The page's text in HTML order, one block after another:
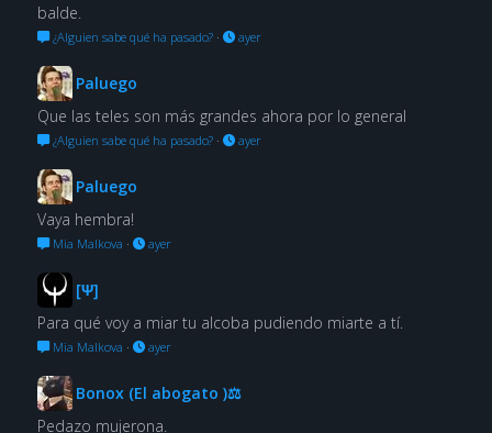
balde.
¿Alguien sabe qué ha pasado?· ayer
Paluego
Que las teles son más grandes ahora por lo general
¿Alguien sabe qué ha pasado?· ayer
Paluego
Vaya hembra!
Mia Malkova · ayer
[Ψ]
Para qué voy a miar tu alcoba pudiendo miarte a tí.
Mia Malkova · ayer
Bonox (El abogato )⚖
Pedazo mujerona.